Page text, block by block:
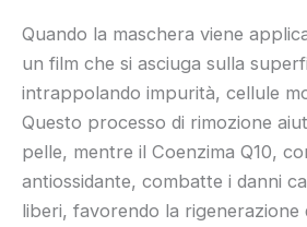
Quando la maschera viene
un film che si asciuga sulla
intrappolando impurità, cellule
Questo processo di rimozione
pelle, mentre il Coenzima Q10,
antiossidante, combatte i danni
liberi, favorendo la rigenerazione